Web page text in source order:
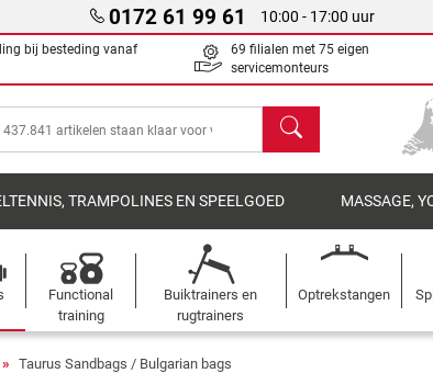
0172 61 99 61 10:00 - 17:00 uur
bij besteding vanaf
69 filialen met 75 eigen
servicemonteurs
Zoeken
TRAMPOLINES EN SPEELGOED MASSAGE,
Functional
training
Buiktrainers en
rugtrainers
Optrekstangen
Taurus Sandbags / Bulgarian bags